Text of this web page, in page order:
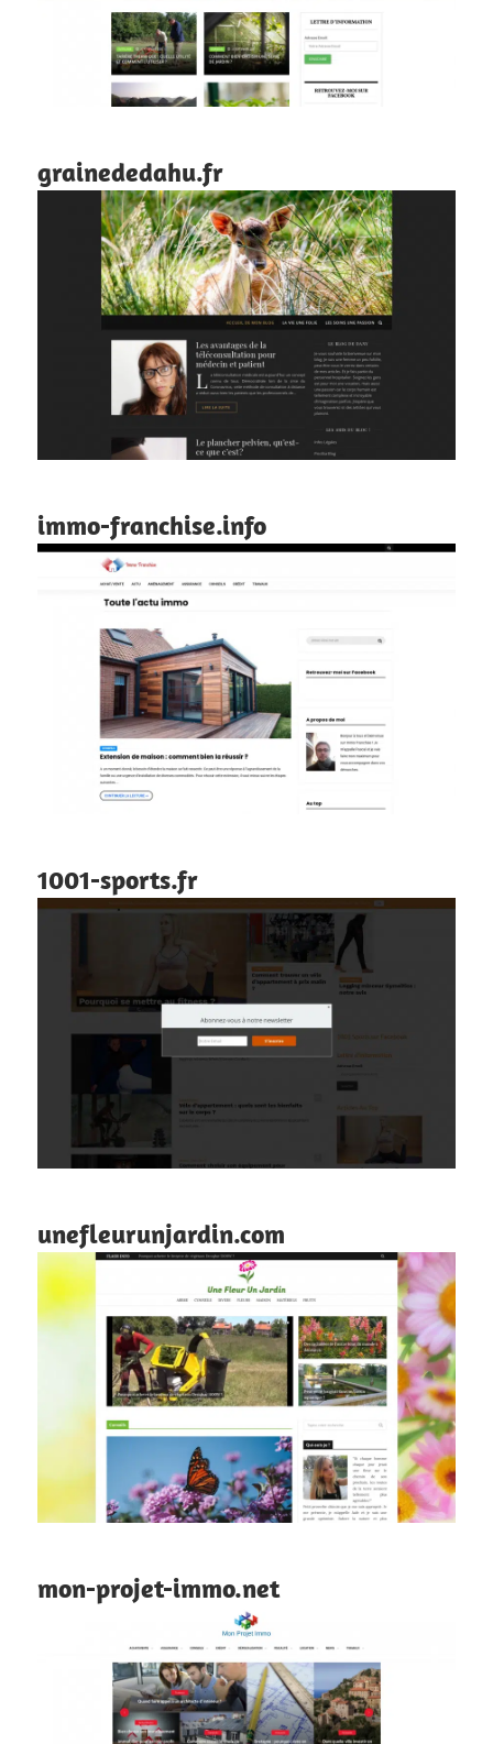
grainededahu.fr
immo-franchise.info
1001-sports.fr
unefleurunjardin.com
mon-projet-immo.net